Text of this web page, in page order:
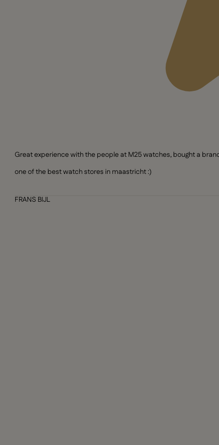
Great experience with the people at M25 watches, bought a
one of the best watch stores in maastricht :)
FRANS BIJL